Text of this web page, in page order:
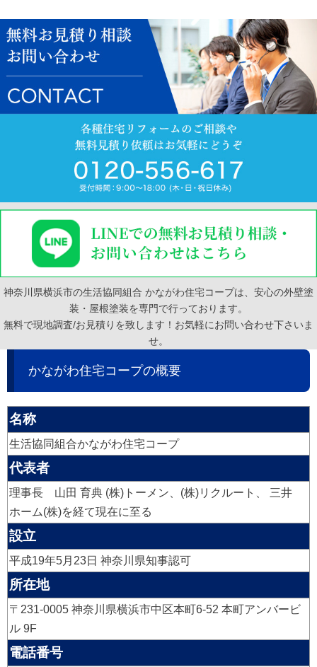
神奈川県横浜市の生活協同組合 かながわ住宅コープは、安心の外壁塗
装・屋根塗装を専門で行っております。
無料で現地調査/お見積りを致します！お気軽にお問い合わせ下さいま
せ。
かながわ住宅コープの概要
名称
生活協同組合かながわ住宅コープ
代表者
理事長 山田 育典 (株)トーメン、(株)リクルート、 三井
ホーム(株)を経て現在に至る
設立
平成19年5月23日 神奈川県知事認可
所在地
〒231-0005 神奈川県横浜市中区本町6-52 本町アンバービ
ル 9F
電話番号